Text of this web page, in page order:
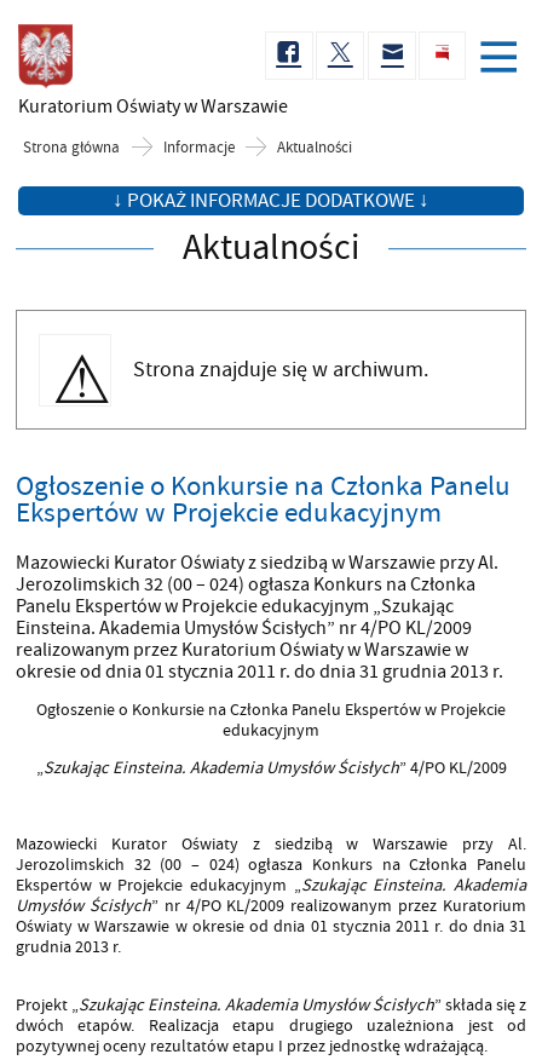
Kuratorium Oświatyw Warszawie
Strona główna Informacje Aktualności
↓ POKAŻ INFORMACJE DODATKOWE ↓
Aktualności
Strona znajduje się w archiwum.
Ogłoszenie o Konkursie na Członka Panelu
Ekspertów w Projekcie edukacyjnym
Mazowiecki Kurator Oświaty z siedzibą w Warszawie przy Al.
Jerozolimskich 32 (00 – 024) ogłasza Konkurs na Członka
Panelu Ekspertów w Projekcie edukacyjnym „Szukając
Einsteina. Akademia Umysłów Ścisłych” nr 4/PO KL/2009
realizowanym przez Kuratorium Oświaty w Warszawie w
okresie od dnia 01 stycznia 2011 r. do dnia 31 grudnia 2013 r.
Ogłoszenie o Konkursie na Członka Panelu Ekspertów w Projekcie
edukacyjnym
„Szukając Einsteina. Akademia Umysłów Ścisłych” 4/PO KL/2009
Mazowiecki Kurator Oświaty z siedzibą w Warszawie przy Al.
Jerozolimskich 32 (00 – 024) ogłasza Konkurs na Członka Panelu
Ekspertów w Projekcie edukacyjnym „Szukając Einsteina. Akademia
Umysłów Ścisłych” nr 4/PO KL/2009 realizowanym przez Kuratorium
Oświaty w Warszawie w okresie od dnia 01 stycznia 2011 r. do dnia 31
grudnia 2013 r.
Projekt „Szukając Einsteina. Akademia Umysłów Ścisłych” składa się z
dwóch etapów. Realizacja etapu drugiego uzależniona jest od
pozytywnej oceny rezultatów etapu I przez jednostkę wdrażającą.